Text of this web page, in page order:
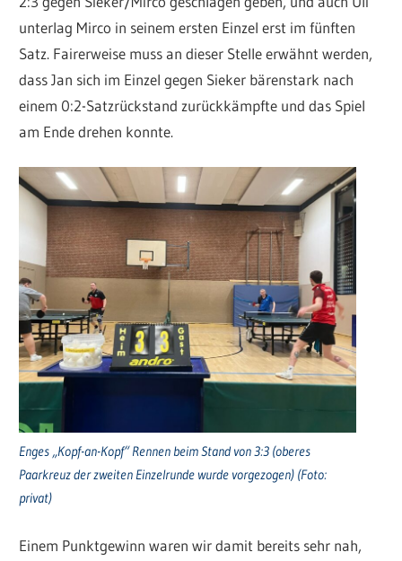
unterlag Mirco in seinem ersten Einzel erst im fünften
Satz. Fairerweise muss an dieser Stelle erwähnt werden,
dass Jan sich im Einzel gegen Sieker bärenstark nach
einem 0:2-Satzrückstand zurückkämpfte und das Spiel
am Ende drehen konnte.
Enges „Kopf-an-Kopf“ Rennen beim Stand von 3:3 (oberes
Paarkreuz der zweiten Einzelrunde wurde vorgezogen) (Foto:
privat)
Einem Punktgewinn waren wir damit bereits sehr nah,